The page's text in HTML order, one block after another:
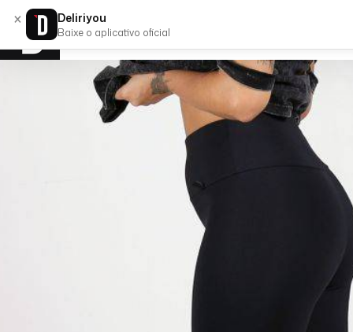
× Deliriyou
Baixe o aplicativo oficial